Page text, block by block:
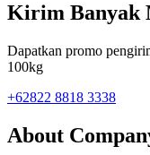
Kirim Banyak
Dapatkan promo
100kg
+62822 8818 3338
About